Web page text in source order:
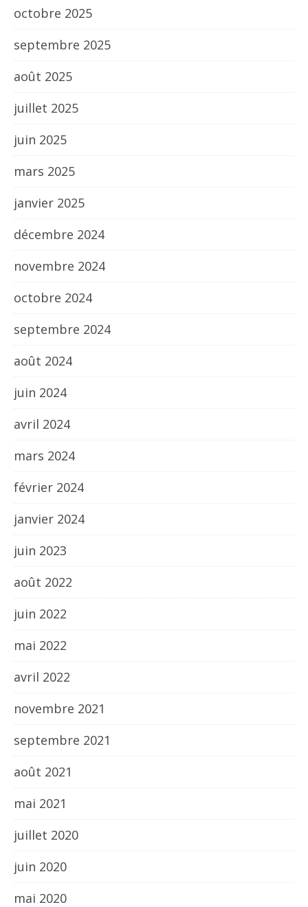
octobre 2025
septembre 2025
août 2025
juillet 2025
juin 2025
mars 2025
janvier 2025
décembre 2024
novembre 2024
octobre 2024
septembre 2024
août 2024
juin 2024
avril 2024
mars 2024
février 2024
janvier 2024
juin 2023
août 2022
juin 2022
mai 2022
avril 2022
novembre 2021
septembre 2021
août 2021
mai 2021
juillet 2020
juin 2020
mai 2020